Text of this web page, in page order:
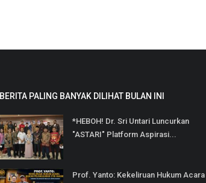
BERITA PALING BANYAK DILIHAT BULAN INI
*HEBOH! Dr. Sri Untari Luncurkan
"ASTARI" Platform Aspirasi...
Prof. Yanto: Kekeliruan Hukum Acara